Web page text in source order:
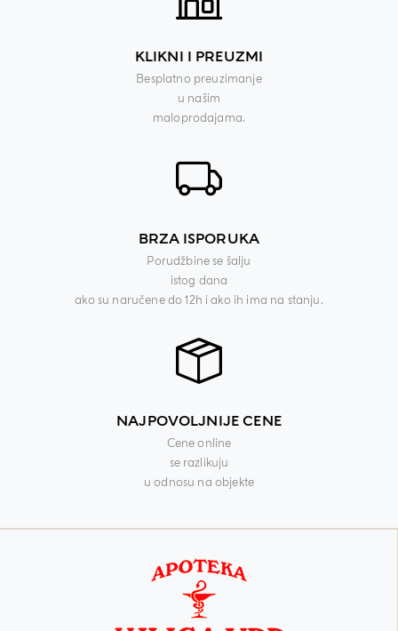
KLIKNI I PREUZMI
Besplatno preuzimanje
u našim
maloprodajama.
BRZA ISPORUKA
Porudžbine se šalju
istog dana
ako su naručene do 12h i ako ih ima na stanju.
NAJPOVOLJNIJE CENE
Cene online
se razlikuju
u odnosu na objekte